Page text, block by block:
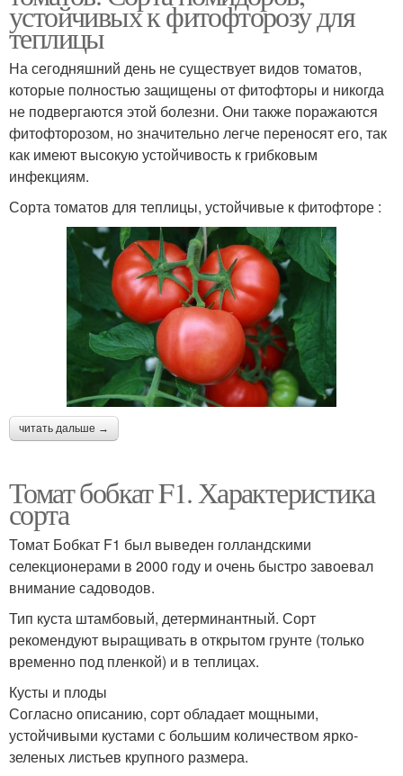
устойчивых к фитофторозу для
теплицы
На сегодняшний день не существует видов томатов,
которые полностью защищены от фитофторы и никогда
не подвергаются этой болезни. Они также поражаются
фитофторозом, но значительно легче переносят его, так
как имеют высокую устойчивость к грибковым
инфекциям.
Сорта томатов для теплицы, устойчивые к фитофторе :
читать дальше →
Томат бобкат F1. Характеристика
сорта
Томат Бобкат F1 был выведен голландскими
селекционерами в 2000 году и очень быстро завоевал
внимание садоводов.
Тип куста штамбовый, детерминантный. Сорт
рекомендуют выращивать в открытом грунте (только
временно под пленкой) и в теплицах.
Кусты и плоды
Согласно описанию, сорт обладает мощными,
устойчивыми кустами с большим количеством ярко-
зеленых листьев крупного размера.